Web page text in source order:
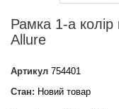
Рамка 1-а
Allure
Артикул 754401
Стан: Новий товар